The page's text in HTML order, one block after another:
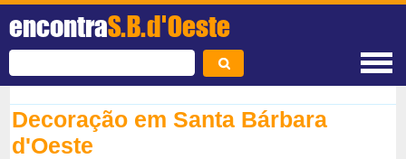
encontraS.B.d'Oeste
Decoração em Santa Bárbara
d'Oeste